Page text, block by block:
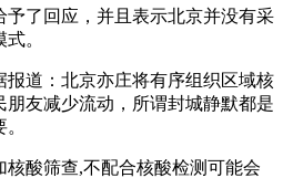
予了回应，并且表示北京并没有采
。
道：北京亦庄将有序组织区域核
友减少流动，所谓封城静默都是
酸筛查,不配合核酸检测可能会